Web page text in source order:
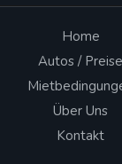
Home
Autos / Preise
Über Uns
Kontakt